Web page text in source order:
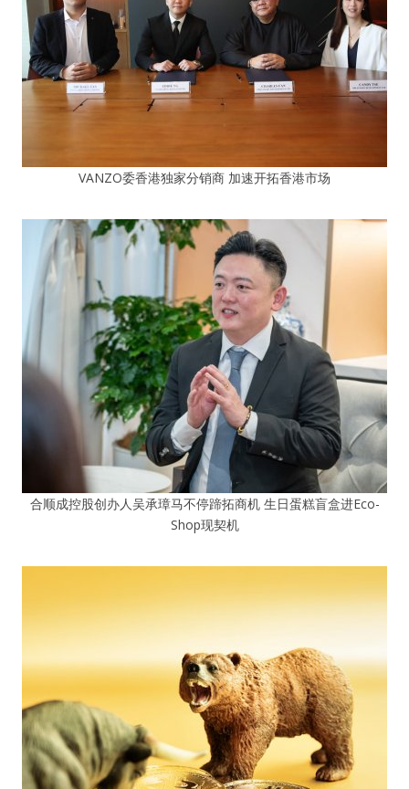
VANZO委香港独家分销商 加速开拓香港市场
合顺成控股创办人吴承璋马不停蹄拓商机 生日蛋糕盲盒进Eco-
Shop现契机